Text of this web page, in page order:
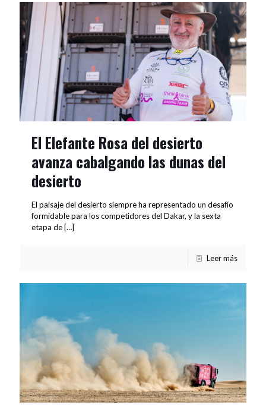
El Elefante Rosa del desierto
avanza cabalgando las dunas del
desierto
El paisaje del desierto siempre ha representado un desafío
formidable para los competidores del Dakar, y la sexta
etapa de […]
Leer más